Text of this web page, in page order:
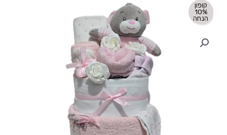
קופון
10%
הנחה